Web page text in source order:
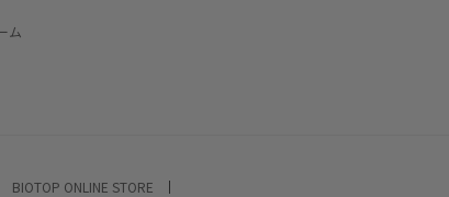
ム
BIOTOP ONLINE STORE